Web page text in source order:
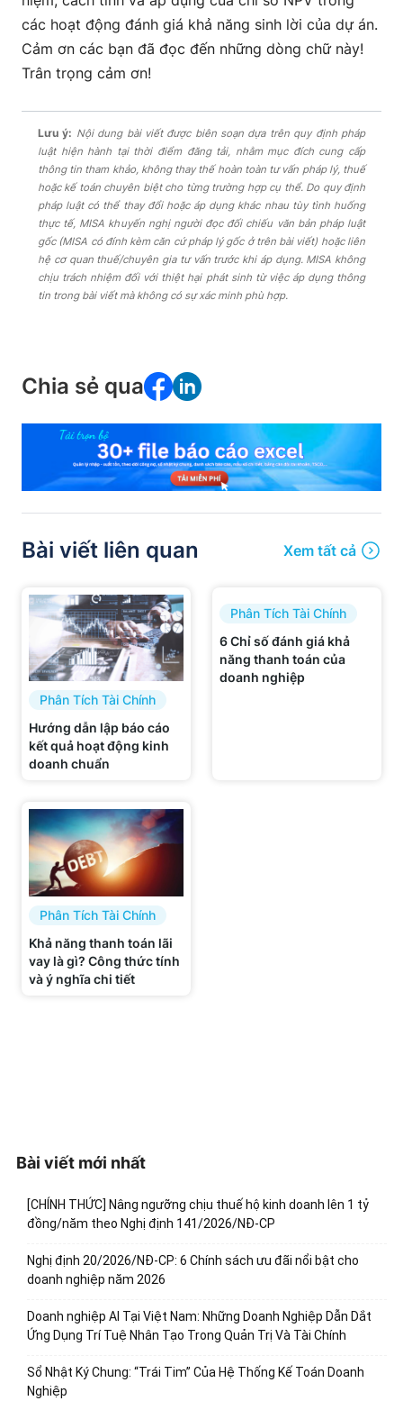
các hoạt động đánh giá khả năng sinh lời của dự án.
Cảm ơn các bạn đã đọc đến những dòng chữ này!
Trân trọng cảm ơn!
Lưu ý: Nội dung bài viết được biên soạn dựa trên quy định pháp
luật hiện hành tại thời điểm đăng tải, nhằm mục đích cung cấp
thông tin tham khảo, không thay thế hoàn toàn tư vấn pháp lý, thuế
hoặc kế toán chuyên biệt cho từng trường hợp cụ thể. Do quy định
pháp luật có thể thay đổi hoặc áp dụng khác nhau tùy tình huống
thực tế, MISA khuyến nghị người đọc đối chiếu văn bản pháp luật
gốc (MISA có đính kèm căn cứ pháp lý gốc ở trên bài viết) hoặc liên
hệ cơ quan thuế/chuyên gia tư vấn trước khi áp dụng. MISA không
chịu trách nhiệm đối với thiệt hại phát sinh từ việc áp dụng thông
tin trong bài viết mà không có sự xác minh phù hợp.
Chia sẻ qua
Bài viết liên quan Xem tất cả
Phân Tích Tài Chính
Hướng dẫn lập báo cáo
kết quả hoạt động kinh
doanh chuẩn
Phân Tích Tài Chính
6 Chỉ số đánh giá khả
năng thanh toán của
doanh nghiệp
Phân Tích Tài Chính
Khả năng thanh toán lãi
vay là gì? Công thức tính
và ý nghĩa chi tiết
Bài viết mới nhất
[CHÍNH THỨC] Nâng ngưỡng chịu thuế hộ kinh doanh lên 1 tỷ
đồng/năm theo Nghị định 141/2026/NĐ-CP
Nghị định 20/2026/NĐ-CP: 6 Chính sách ưu đãi nổi bật cho
doanh nghiệp năm 2026
Doanh nghiệp AI Tại Việt Nam: Những Doanh Nghiệp Dẫn Dắt
Ứng Dụng Trí Tuệ Nhân Tạo Trong Quản Trị Và Tài Chính
Sổ Nhật Ký Chung: “Trái Tim” Của Hệ Thống Kế Toán Doanh
Nghiệp